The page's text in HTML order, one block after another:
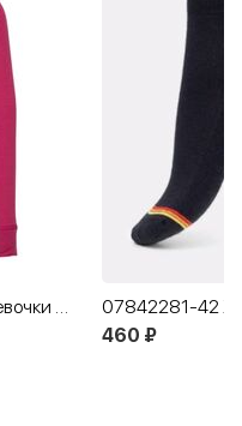
07802036-40 Лонгслив для девочки КОТОФЕЙ Комфорт розовый
460 ₽